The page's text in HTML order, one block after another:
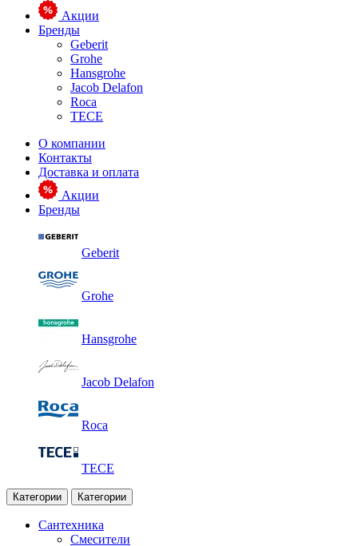
Акции
Бренды
Geberit
Grohe
Hansgrohe
Jacob Delafon
Roca
TECE
О компании
Контакты
Доставка и оплата
Акции
Бренды
Geberit
Grohe
Hansgrohe
Jacob Delafon
Roca
TECE
Категории Категории
Сантехника
Смесители